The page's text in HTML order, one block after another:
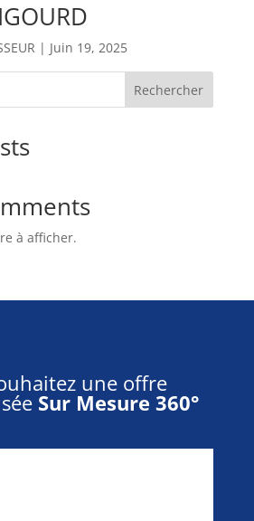
| Juin 19, 2025
Rechercher
à afficher.
une offre
Sur Mesure 360°